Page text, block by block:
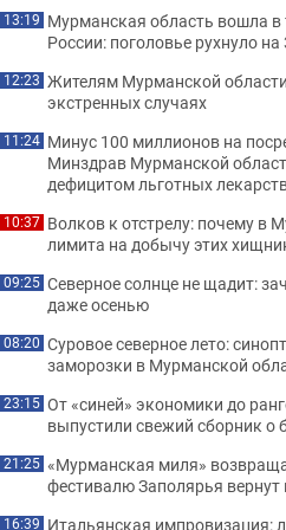
13:19 Мурманская область вошла в
России: поголовье рухнуло на
12:23 Жителям Мурманской
экстренных случаях
11:24 Минус 100 миллионов на
Минздрав Мурманской
дефицитом льготных
10:37 Волков к отстрелу: почему в
лимита на добычу этих
09:25 Северное солнце не щадит:
даже осенью
08:20 Суровое северное лето:
заморозки в Мурманской
23:15 От «синей» экономики до
выпустили свежий сборник о
21:25 «Мурманская миля»
фестивалю Заполярья вернут
16:39 Итальянская импровизация: